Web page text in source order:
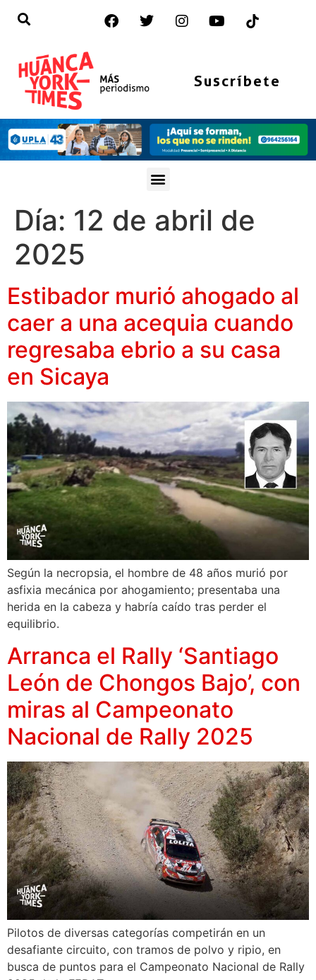
Suscríbete
Día: 12 de abril de
2025
Estibador murió ahogado al
caer a una acequia cuando
regresaba ebrio a su casa
en Sicaya
Según la necropsia, el hombre de 48 años murió por
asfixia mecánica por ahogamiento; presentaba una
herida en la cabeza y habría caído tras perder el
equilibrio.
Arranca el Rally ‘Santiago
León de Chongos Bajo’, con
miras al Campeonato
Nacional de Rally 2025
Pilotos de diversas categorías competirán en un
desafiante circuito, con tramos de polvo y ripio, en
busca de puntos para el Campeonato Nacional de Rally